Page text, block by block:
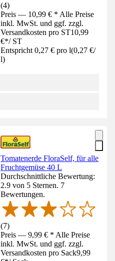
(4)
Preis — 10,99 € * Alle Preise
inkl. MwSt. und ggf. zzgl.
Versandkosten pro ST10,99
€*/ ST
Entspricht 0,27 € pro l(0,27 €/
l)
Tomatenerde FloraSelf, für alle
Fruchtgemüse 40 L
Durchschnittliche Bewertung:
2.9 von 5 Sternen. 7
Bewertungen.
(7)
Preis — 9,99 € * Alle Preise
inkl. MwSt. und ggf. zzgl.
Versandkosten pro Sack9,99